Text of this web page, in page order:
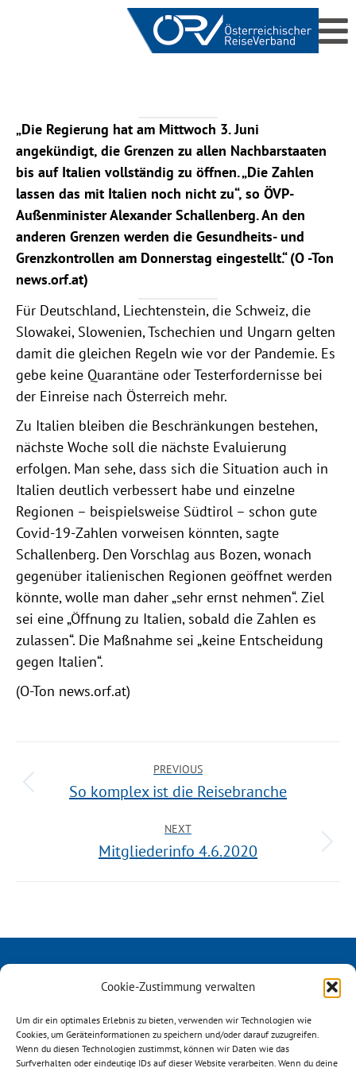
Cookie-Zustimmung verwalten
Um dir ein optimales Erlebnis zu bieten, verwenden wir Technologien wie
Cookies, um Geräteinformationen zu speichern und/oder darauf zuzugreifen.
Wenn du diesen Technologien zustimmst, können wir Daten wie das
Surfverhalten oder eindeutige IDs auf dieser Website verarbeiten. Wenn du deine
„Die Regierung hat am Mittwoch 3. Juni
angekündigt, die Grenzen zu allen Nachbarstaaten
bis auf Italien vollständig zu öffnen. „Die Zahlen
lassen das mit Italien noch nicht zu“, so ÖVP-
Außenminister Alexander Schallenberg. An den
anderen Grenzen werden die Gesundheits- und
Grenzkontrollen am Donnerstag eingestellt.“ (O -Ton
news.orf.at)
Für Deutschland, Liechtenstein, die Schweiz, die
Slowakei, Slowenien, Tschechien und Ungarn gelten
damit die gleichen Regeln wie vor der Pandemie. Es
gebe keine Quarantäne oder Testerfordernisse bei
der Einreise nach Österreich mehr.
Zu Italien bleiben die Beschränkungen bestehen,
nächste Woche soll die nächste Evaluierung
erfolgen. Man sehe, dass sich die Situation auch in
Italien deutlich verbessert habe und einzelne
Regionen – beispielsweise Südtirol – schon gute
Covid-19-Zahlen vorweisen könnten, sagte
Schallenberg. Den Vorschlag aus Bozen, wonach
gegenüber italienischen Regionen geöffnet werden
könnte, wolle man daher „sehr ernst nehmen“. Ziel
sei eine „Öffnung zu Italien, sobald die Zahlen es
zulassen“. Die Maßnahme sei „keine Entscheidung
gegen Italien“.
(O-Ton news.orf.at)
PREVIOUS
So komplex ist die Reisebranche
NEXT
Mitgliederinfo 4.6.2020